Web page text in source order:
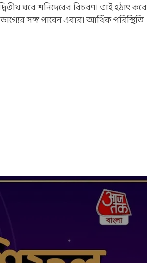
ঘরে শনিদেবের বিচরণ। তাই হঠাৎ করে
সঙ্গ পাবেন এবার। আর্থিক পরিস্থিতি